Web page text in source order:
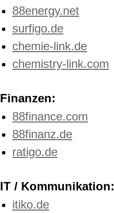
88energy.net
surfigo.de
chemie-link.de
chemistry-link.com
Finanzen:
88finance.com
88finanz.de
ratigo.de
IT / Kommunikation:
itiko.de